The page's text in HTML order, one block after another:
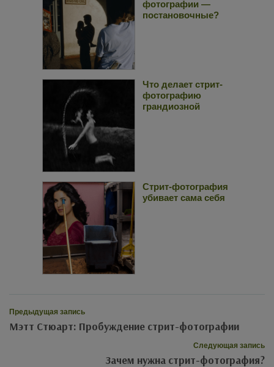
фотографии —
постановочные?
Что делает стрит-
фотографию
грандиозной
Стрит-фотография
убивает сама себя
Предыдущая запись
Мэтт Стюарт: Пробуждение стрит-фотографии
Следующая запись
Зачем нужна стрит-фотография?